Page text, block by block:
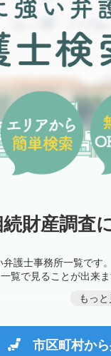
財産調査
護士事務所一覧で
覧で見ることが出来
もっと
市区町村から